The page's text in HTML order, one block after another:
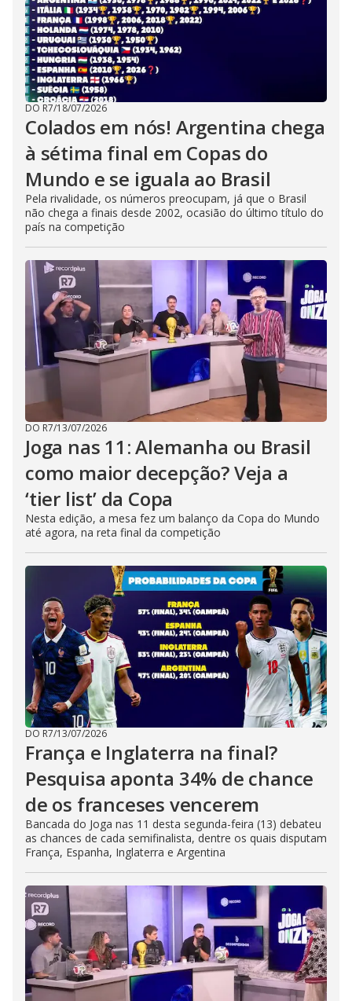
DO R7/18/07/2026
Colados em nós! Argentina chega
à sétima final em Copas do
Mundo e se iguala ao Brasil
Pela rivalidade, os números preocupam, já que o Brasil
não chega a finais desde 2002, ocasião do último título do
país na competição
DO R7/13/07/2026
Joga nas 11: Alemanha ou Brasil
como maior decepção? Veja a
‘tier list’ da Copa
Nesta edição, a mesa fez um balanço da Copa do Mundo
até agora, na reta final da competição
DO R7/13/07/2026
França e Inglaterra na final?
Pesquisa aponta 34% de chance
de os franceses vencerem
Bancada do Joga nas 11 desta segunda-feira (13) debateu
as chances de cada semifinalista, dentre os quais disputam
França, Espanha, Inglaterra e Argentina